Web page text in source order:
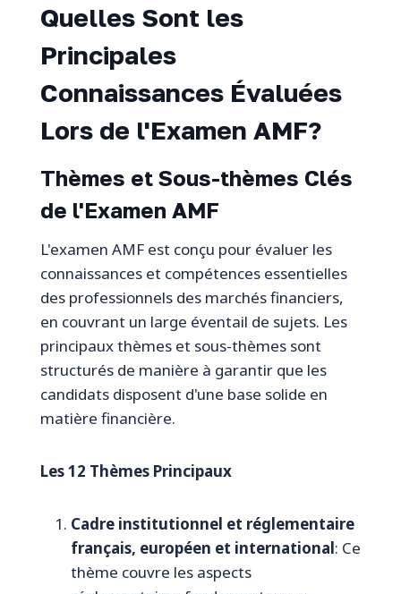
Quelles Sont les
Principales
Connaissances Évaluées
Lors de l'Examen AMF?
Thèmes et Sous-thèmes Clés
de l'Examen AMF
L'examen AMF est conçu pour évaluer les
connaissances et compétences essentielles
des professionnels des marchés financiers,
en couvrant un large éventail de sujets. Les
principaux thèmes et sous-thèmes sont
structurés de manière à garantir que les
candidats disposent d'une base solide en
matière financière.
Les 12 Thèmes Principaux
Cadre institutionnel et réglementaire
français, européen et international: Ce
thème couvre les aspects